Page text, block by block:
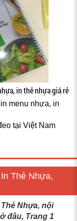
in thẻ nhựa giá rẻ
menu nhựa, in
tại Việt Nam
Thẻ Nhựa,
Nhựa, nội
đâu, Trang 1